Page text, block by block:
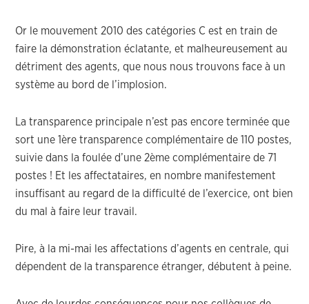
Or le mouvement 2010 des catégories C est en train de
faire la démonstration éclatante, et malheureusement au
détriment des agents, que nous nous trouvons face à un
système au bord de l’implosion.
La transparence principale n’est pas encore terminée que
sort une 1ère transparence complémentaire de 110 postes,
suivie dans la foulée d’une 2ème complémentaire de 71
postes ! Et les affectataires, en nombre manifestement
insuffisant au regard de la difficulté de l’exercice, ont bien
du mal à faire leur travail.
Pire, à la mi-mai les affectations d’agents en centrale, qui
dépendent de la transparence étranger, débutent à peine.